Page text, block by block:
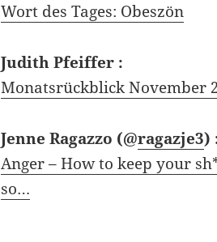
Wort des Tages: Obeszön
Judith Pfeiffer :
Monatsrückblick November
Jenne Ragazzo (@ragazje3)
Anger – How to keep your
so…